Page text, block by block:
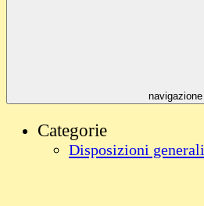
navigazione
Categorie
Disposizioni generali